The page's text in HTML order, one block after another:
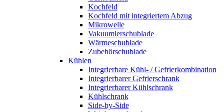
Kochfeld
Kochfeld mit integriertem Abzug
Mikrowelle
Vakuumierschublade
Wärmeschublade
Zubehörschublade
Kühlen
Integrierbare Kühl- / Gefrierkombination
Integrierbarer Gefrierschrank
Integrierbarer Kühlschrank
Kühlschrank
Side-by-Side